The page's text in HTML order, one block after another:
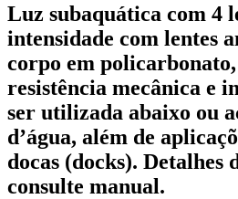
Luz subaquática com 4
intensidade com lentes
corpo em
resistência mecânica e
ser utilizada abaixo ou
d’água, além de
docas (docks). Detalhes
consulte manual.